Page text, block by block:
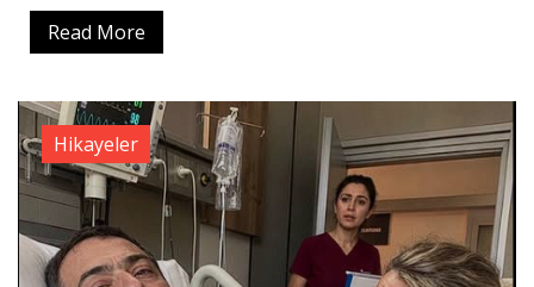
Read More
Hikayeler